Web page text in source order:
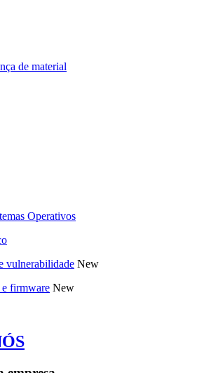
de material
Operativos
vulnerabilidade New
e firmware New